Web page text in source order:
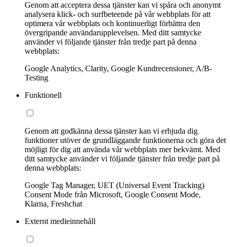
Genom att acceptera dessa tjänster kan vi spåra och anonymt
analysera klick- och surfbeteende på vår webbplats för att
optimera vår webbplats och kontinuerligt förbättra den
övergripande användarupplevelsen. Med ditt samtycke
använder vi följande tjänster från tredje part på denna
webbplats:
Google Analytics, Clarity, Google Kundrecensioner, A/B-
Testing
Funktionell
Genom att godkänna dessa tjänster kan vi erbjuda dig
funktioner utöver de grundläggande funktionerna och göra det
möjligt för dig att använda vår webbplats mer bekvämt. Med
ditt samtycke använder vi följande tjänster från tredje part på
denna webbplats:
Google Tag Manager, UET (Universal Event Tracking)
Consent Mode från Microsoft, Google Consent Mode,
Klarna, Freshchat
Externt medieinnehåll